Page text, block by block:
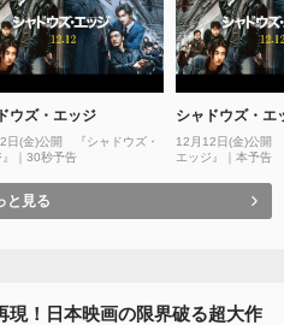
ウズ・エッジ
日(金)公開 『シャドウズ・
』｜30秒予告
シャドウズ・エ
12月12日(金)公開
エッジ』｜本予告
と見る
現！日本映画の限界破る超大作